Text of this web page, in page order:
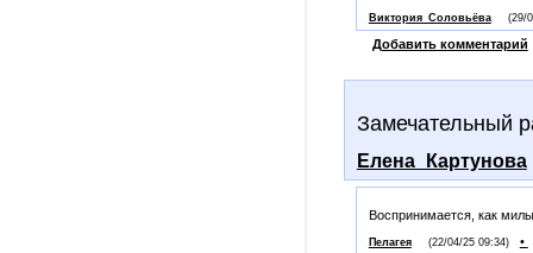
Виктория_Соловьёва (29/
Добавить комментарий
Замечательный
Елена_Картунова
Воспринимается, как
Пелагея (22/04/25 09:34) •